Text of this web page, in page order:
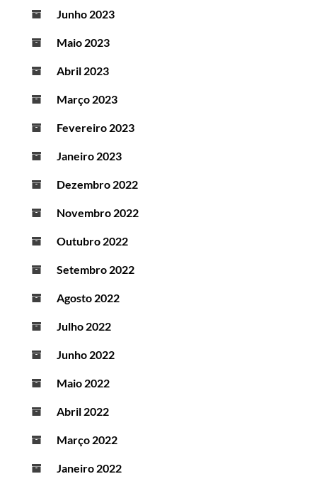
Junho 2023
Maio 2023
Abril 2023
Março 2023
Fevereiro 2023
Janeiro 2023
Dezembro 2022
Novembro 2022
Outubro 2022
Setembro 2022
Agosto 2022
Julho 2022
Junho 2022
Maio 2022
Abril 2022
Março 2022
Janeiro 2022